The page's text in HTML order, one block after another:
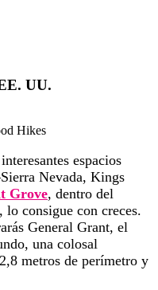
UU.
Hikes
espacios
Nevada, Kings
Grove, dentro del
lo consigue con creces.
General Grant, el
una colosal
metros de perímetro y